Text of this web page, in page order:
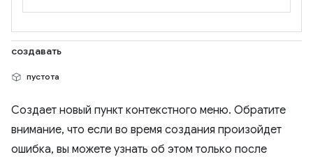
создавать
пустота
Создает новый пункт контекстного меню. Обратите
внимание, что если во время создания произойдет
ошибка, вы можете узнать об этом только после